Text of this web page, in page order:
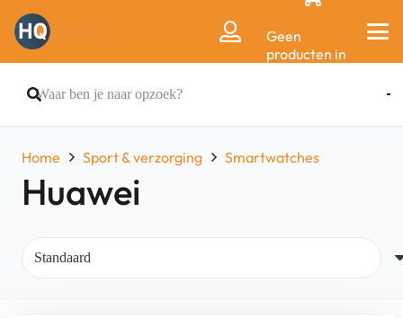
Geen
producten in
Home Sport & verzorging Smartwatches
Huawei